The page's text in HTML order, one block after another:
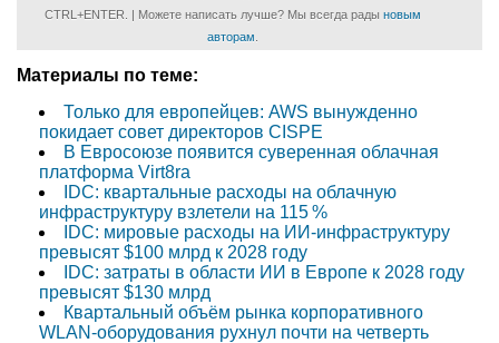
CTRL+ENTER. | Можете написать лучше? Мы всегда рады новым
авторам
Материалы по теме:
Только для европейцев: AWS вынужденно
покидает совет директоров CISPE
В Евросоюзе появится суверенная облачная
платформа Virt8ra
IDC: квартальные расходы на облачную
инфраструктуру взлетели на 115 %
IDC: мировые расходы на ИИ-инфраструктуру
превысят $100 млрд к 2028 году
IDC: затраты в области ИИ в Европе к 2028 году
превысят $130 млрд
Квартальный объём рынка корпоративного
WLAN-оборудования рухнул почти на четверть